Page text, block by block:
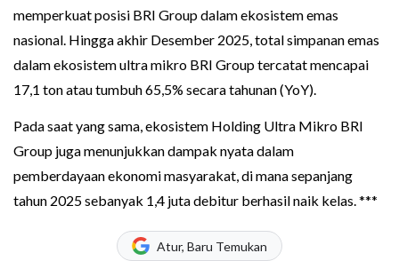
memperkuat posisi BRI Group dalam ekosistem emas
nasional. Hingga akhir Desember 2025, total simpanan emas
dalam ekosistem ultra mikro BRI Group tercatat mencapai
17,1 ton atau tumbuh 65,5% secara tahunan (YoY).
Pada saat yang sama, ekosistem Holding Ultra Mikro BRI
Group juga menunjukkan dampak nyata dalam
pemberdayaan ekonomi masyarakat, di mana sepanjang
tahun 2025 sebanyak 1,4 juta debitur berhasil naik kelas. ***
Atur, Baru Temukan